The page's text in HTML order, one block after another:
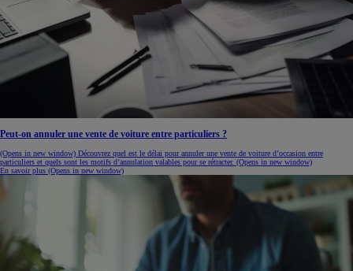
Peut-on annuler une vente de voiture entre particuliers ?
(Opens in new window) Découvrez quel est le délai pour annuler une vente de voiture d’occasion entre
particuliers et quels sont les motifs d’annulation valables pour se rétracter. (Opens in new window)
En savoir plus (Opens in new window)